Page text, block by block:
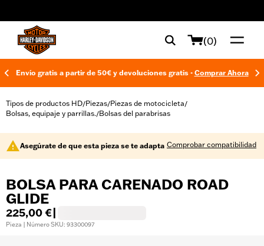
(0)
Envío gratis a partir de 50€ y devoluciones gratis - Comprar Ahora
Tipos de productos HD/Piezas/Piezas de motocicleta/
Bolsas, equipaje y parrillas./Bolsas del parabrisas
Asegúrate de que esta pieza se te adapta Comprobar compatibilidad
BOLSA PARA CARENADO ROAD
GLIDE
225,00 €
Pieza | Número SKU: 93300097